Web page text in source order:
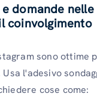
e domande
coinvolgimento
sono ottime
l'adesivo
cose come: